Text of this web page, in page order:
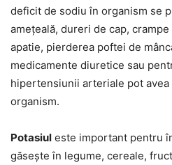
deficit de sodiu în organism se
amețeală, dureri de cap,
apatie, pierderea poftei de
medicamente diuretice sau
hipertensiunii arteriale pot avea
organism.
Potasiul este important pentru
găsește în legume, cereale,